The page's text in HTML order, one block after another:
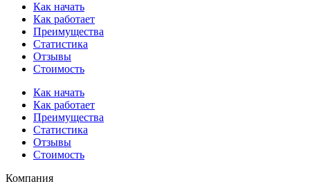
Как начать
Как работает
Преимущества
Статистика
Отзывы
Стоимость
Как начать
Как работает
Преимущества
Статистика
Отзывы
Стоимость
Компания